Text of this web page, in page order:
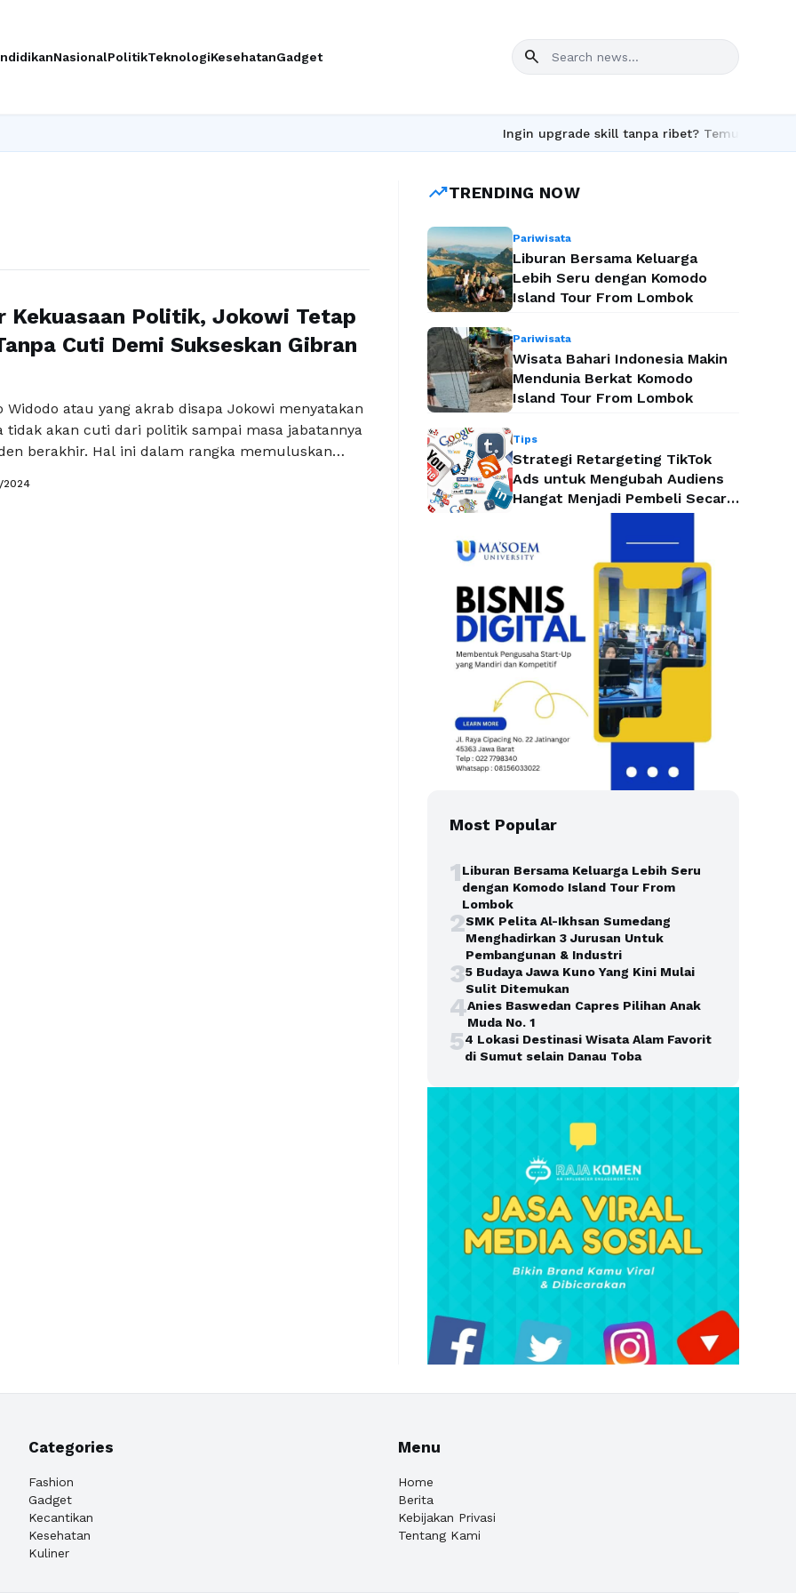
NasionalPolitikTeknologiKesehatanGadget search
Ingin upgrade skill tanpa ribet? Temukan kelas
Kekuasaan Politik, Jokowi Tetap
Cuti Demi Sukseskan Gibran
Widodo atau yang akrab disapa Jokowi menyatakan
tidak akan cuti dari politik sampai masa jabatannya
berakhir. Hal ini dalam rangka memuluskan
Indonesia selanjutnya. Jokowi juga telah
2024
trending_upTRENDING NOW
Pariwisata
Liburan Bersama Keluarga
Lebih Seru dengan Komodo
Island Tour From Lombok
Pariwisata
Wisata Bahari Indonesia Makin
Mendunia Berkat Komodo
Island Tour From Lombok
Tips
Strategi Retargeting TikTok
Ads untuk Mengubah Audiens
Hangat Menjadi Pembeli Secara
Most Popular
1Liburan Bersama Keluarga Lebih Seru
dengan Komodo Island Tour From
Lombok
2SMK Pelita Al-Ikhsan Sumedang
Menghadirkan 3 Jurusan Untuk
Pembangunan & Industri
35 Budaya Jawa Kuno Yang Kini Mulai
Sulit Ditemukan
4Anies Baswedan Capres Pilihan Anak
Muda No. 1
54 Lokasi Destinasi Wisata Alam Favorit
di Sumut selain Danau Toba
Categories
Fashion
Gadget
Kecantikan
Kesehatan
Kuliner
Menu
Home
Berita
Kebijakan Privasi
Tentang Kami